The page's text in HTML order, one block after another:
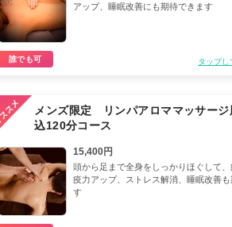
アップ、睡眠改善にも期待できます
誰でも可 タップし
メンズ限定 リンパアロママッサージ
込120分コース
15,400円
頭から足まで全身をしっかりほぐして
疫力アップ、ストレス解消、睡眠改善も
す